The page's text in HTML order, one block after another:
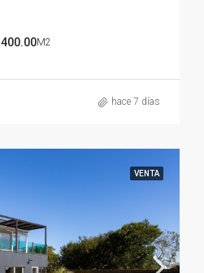
400.00M2
hace 7 días
VENTA